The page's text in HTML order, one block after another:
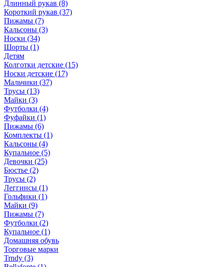
Длинный рукав (8)
Короткий рукав (37)
Пижамы (7)
Кальсоны (3)
Носки (34)
Шорты (1)
Детям
Колготки детские (15)
Носки детские (17)
Мальчики (37)
Трусы (13)
Майки (3)
Футболки (4)
Фуфайки (1)
Пижамы (6)
Комплекты (1)
Кальсоны (4)
Купальное (5)
Девочки (25)
Бюстье (2)
Трусы (2)
Леггинсы (1)
Гольфики (1)
Майки (9)
Пижамы (7)
Футболки (2)
Купальное (1)
Домашняя обувь
Торговые марки
Trndy (3)